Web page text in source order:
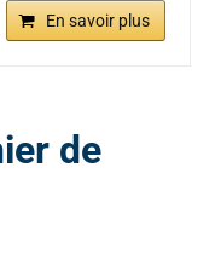
En savoir plus
de